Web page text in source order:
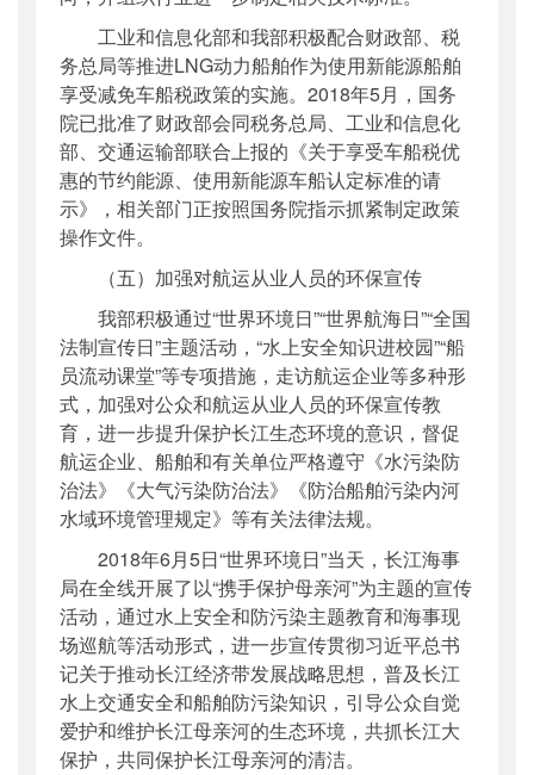
工业和信息化部和我部积极配合财政部、税
务总局等推进LNG动力船舶作为使用新能源船舶
享受减免车船税政策的实施。2018年5月，国务
院已批准了财政部会同税务总局、工业和信息化
部、交通运输部联合上报的《关于享受车船税优
惠的节约能源、使用新能源车船认定标准的请
示》，相关部门正按照国务院指示抓紧制定政策
操作文件。
（五）加强对航运从业人员的环保宣传
我部积极通过“世界环境日”“世界航海日”“全国
法制宣传日”主题活动，“水上安全知识进校园”“船
员流动课堂”等专项措施，走访航运企业等多种形
式，加强对公众和航运从业人员的环保宣传教
育，进一步提升保护长江生态环境的意识，督促
航运企业、船舶和有关单位严格遵守《水污染防
治法》《大气污染防治法》《防治船舶污染内河
水域环境管理规定》等有关法律法规。
2018年6月5日“世界环境日”当天，长江海事
局在全线开展了以“携手保护母亲河”为主题的宣传
活动，通过水上安全和防污染主题教育和海事现
场巡航等活动形式，进一步宣传贯彻习近平总书
记关于推动长江经济带发展战略思想，普及长江
水上交通安全和船舶防污染知识，引导公众自觉
爱护和维护长江母亲河的生态环境，共抓长江大
保护，共同保护长江母亲河的清洁。